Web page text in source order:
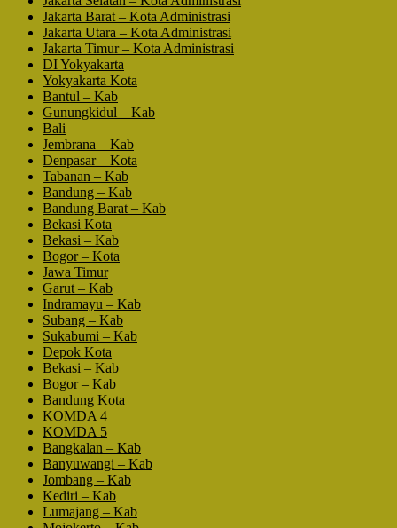
Jakarta Barat – Kota Administrasi
Jakarta Utara – Kota Administrasi
Jakarta Timur – Kota Administrasi
DI Yokyakarta
Yokyakarta Kota
Bantul – Kab
Gunungkidul – Kab
Bali
Jembrana – Kab
Denpasar – Kota
Tabanan – Kab
Bandung – Kab
Bandung Barat – Kab
Bekasi Kota
Bekasi – Kab
Bogor – Kota
Jawa Timur
Garut – Kab
Indramayu – Kab
Subang – Kab
Sukabumi – Kab
Depok Kota
Bekasi – Kab
Bogor – Kab
Bandung Kota
KOMDA 4
KOMDA 5
Bangkalan – Kab
Banyuwangi – Kab
Jombang – Kab
Kediri – Kab
Lumajang – Kab